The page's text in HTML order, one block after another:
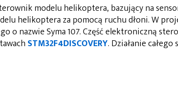
modelu helikoptera, bazujący na
helikoptera za pomocą ruchu dłoni. W
o nazwie Syma 107. Część elektroniczną
STM32F4DISCOVERY. Działanie całego